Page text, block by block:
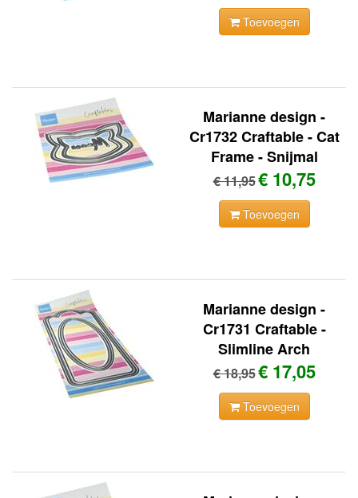
Toevoegen
Marianne design -
Cr1732 Craftable - Cat
Frame - Snijmal
€ 11,95€ 10,75
Toevoegen
Marianne design -
Cr1731 Craftable -
Slimline Arch
€ 18,95€ 17,05
Toevoegen